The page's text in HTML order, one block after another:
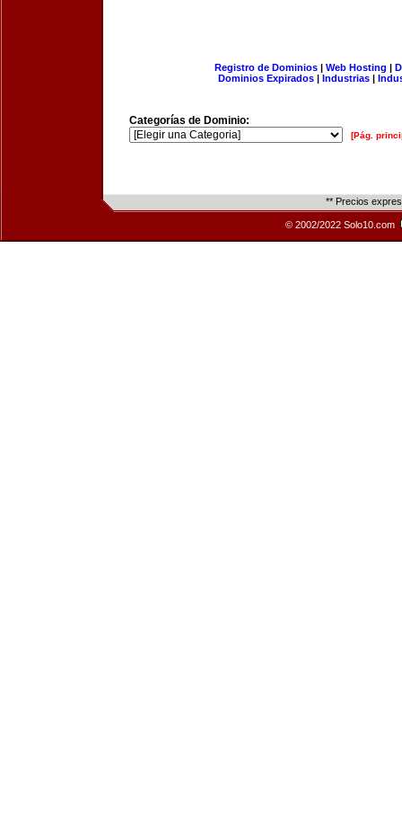
Registro de Dominios| Web Hosting |
Dominios Expirados | Industrias |
Categorías de Dominio:
[Pág.
** Precios
© 2002/2022 Solo10.com